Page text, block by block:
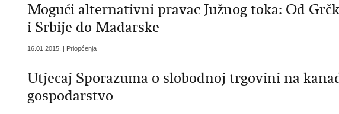
Mogući alternativni pravac Južnog toka: Od
i Srbije do Mađarske
16.01.2015. | Priopćenja
Utjecaj Sporazuma o slobodnoj trgovini na
gospodarstvo